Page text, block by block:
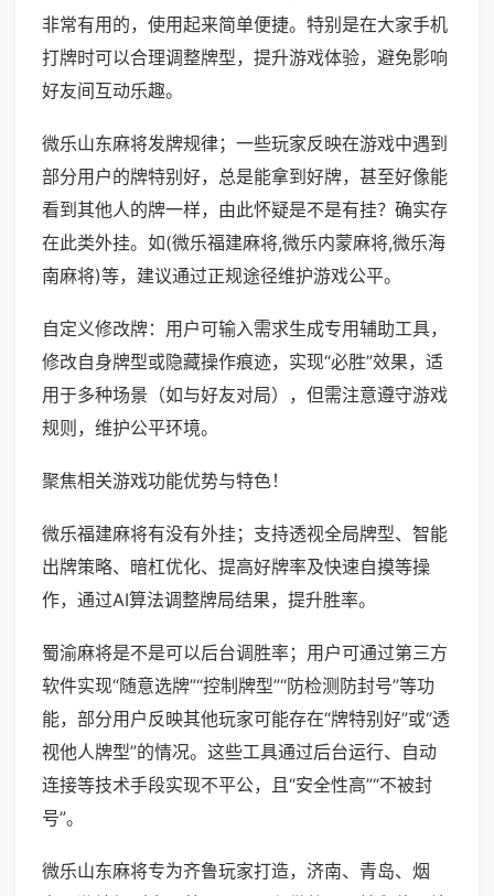
非常有用的，使用起来简单便捷。特别是在大家手机
打牌时可以合理调整牌型，提升游戏体验，避免影响
好友间互动乐趣。
微乐山东麻将发牌规律；一些玩家反映在游戏中遇到
部分用户的牌特别好，总是能拿到好牌，甚至好像能
看到其他人的牌一样，由此怀疑是不是有挂？确实存
在此类外挂。如(微乐福建麻将,微乐内蒙麻将,微乐海
南麻将)等，建议通过正规途径维护游戏公平。
自定义修改牌：用户可输入需求生成专用辅助工具，
修改自身牌型或隐藏操作痕迹，实现“必胜”效果，适
用于多种场景（如与好友对局），但需注意遵守游戏
规则，维护公平环境。
聚焦相关游戏功能优势与特色！
微乐福建麻将有没有外挂；支持透视全局牌型、智能
出牌策略、暗杠优化、提高好牌率及快速自摸等操
作，通过AI算法调整牌局结果，提升胜率。
蜀渝麻将是不是可以后台调胜率；用户可通过第三方
软件实现“随意选牌”“控制牌型”“防检测防封号”等功
能，部分用户反映其他玩家可能存在“牌特别好”或“透
视他人牌型”的情况。这些工具通过后台运行、自动
连接等技术手段实现不平公，且“安全性高”“不被封
号”。
微乐山东麻将专为齐鲁玩家打造，济南、青岛、烟